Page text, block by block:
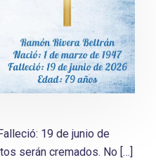
19 de junio de
serán cremados. No […]